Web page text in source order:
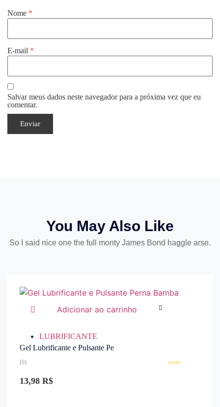
Nome *
E-mail *
Salvar meus dados neste navegador para a próxima vez que eu
comentar.
You May Also Like
So I said nice one the full monty James Bond haggle arse.
Adicionar ao carrinho
LUBRIFICANTE
Gel Lubrificante e Pulsante Pe
(0)
13,98 R$